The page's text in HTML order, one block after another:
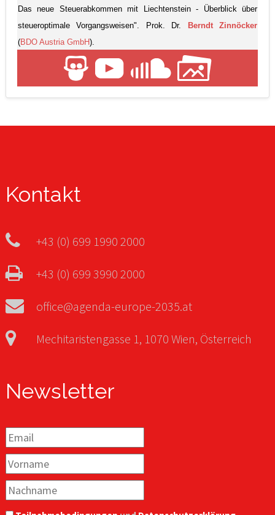
Das neue Steuerabkommen mit Liechtenstein - Überblick über
steueroptimale Vorgangsweisen". Prok. Dr.
Berndt Zinnöcker
(BDO Austria GmbH).
Kontakt
+43 (0) 699 1990 2000
+43 (0) 699 3990 2000
office@agenda-europe-2035.at
Mechitaristengasse 1, 1070 Wien, Österreich
Newsletter